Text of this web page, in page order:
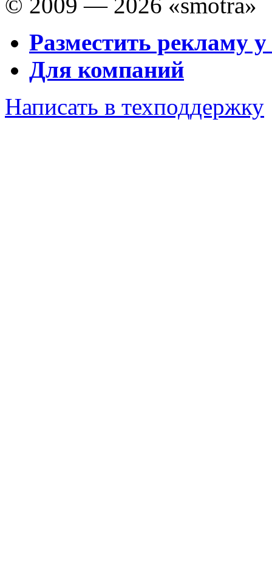
© 2009 — 2026 «smotra»
Разместить рекламу у
Для компаний
Написать в техподдержку